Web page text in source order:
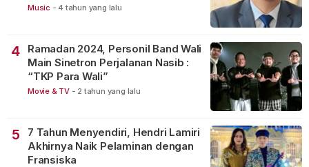
Music - 4 tahun yang lalu
4
Ramadan 2024, Personil Band Wali
Main Sinetron Perjalanan Nasib :
“TKP Para Wali”
Movie & TV - 2 tahun yang lalu
5
7 Tahun Menyendiri, Hendri Lamiri
Akhirnya Naik Pelaminan dengan
Fransiska